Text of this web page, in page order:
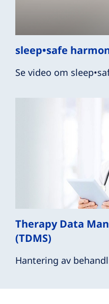
sleep•safe
Se video om
Therapy Data
(TDMS)
Hantering av